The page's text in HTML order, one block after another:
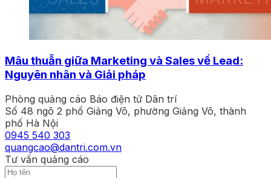
Mâu thuẫn giữa Marketing và Sales về Lead:
Nguyên nhân và Giải pháp
Phòng quảng cáo Báo điện tử Dân trí
Số 48 ngõ 2 phố Giảng Võ, phường Giảng Võ, thành
phố Hà Nội
0945 540 303
quangcao@dantri.com.vn
Tư vấn quảng cáo